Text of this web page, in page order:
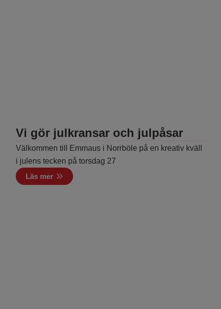
Vi gör julkransar och julpåsar
Välkommen till Emmaus i Norrböle på en kreativ kväll
i julens tecken på torsdag 27
Läs mer